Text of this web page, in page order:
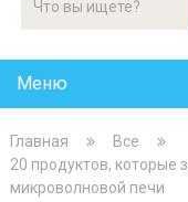
Меню
Главная
Все
20 продуктов, которые
микроволновой печи